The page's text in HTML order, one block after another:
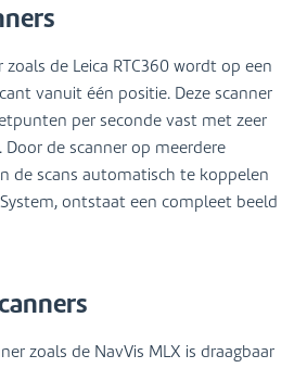
de Leica RTC360 wordt op een
vanuit één positie. Deze scanner
per seconde vast met zeer
Door de scanner op meerdere
de scans automatisch te koppelen
ontstaat een compleet beeld
zoals de NavVis MLX is draagbaar